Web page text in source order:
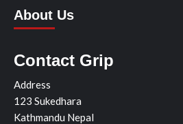
About Us
Contact Grip
Address
123 Sukedhara
Kathmandu Nepal